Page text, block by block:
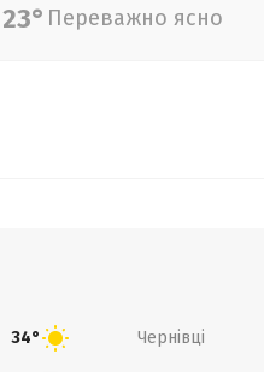
23° Переважно ясно
34° Чернівці